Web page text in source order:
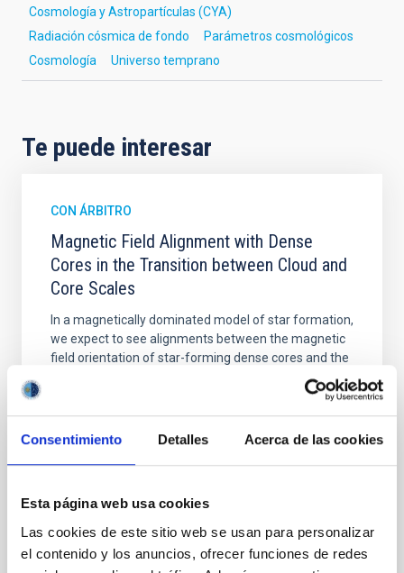
Consentimiento Detalles Acerca de las cookies
Esta página web usa cookies
Las cookies de este sitio web se usan para personalizar
el contenido y los anuncios, ofrecer funciones de redes
Cosmología y Astropartículas (CYA)
Radiación cósmica de fondo
Parámetros cosmológicos
Cosmología
Universo temprano
Te puede interesar
CON ÁRBITRO
Magnetic Field Alignment with Dense
Cores in the Transition between Cloud and
Core Scales
In a magnetically dominated model of star formation,
we expect to see alignments between the magnetic
field orientation of star-forming dense cores and the
cloud-scale magnetic field. A. Pandhi et al. showed
instead, however, that the orientation of cores and
their angular momentum vectors appear random
with respect to the larger-scale magnetic
Yin, Sean et al.
Fecha de publicación:
BIBCODE 2026APJ..1003...83Y